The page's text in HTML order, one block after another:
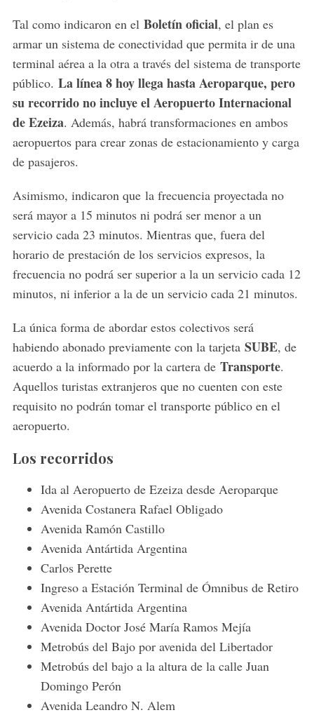
Tal como indicaron en el Boletín oficial, el plan es
armar un sistema de conectividad que permita ir de una
terminal aérea a la otra a través del sistema de transporte
público. La línea 8 hoy llega hasta Aeroparque, pero
su recorrido no incluye el Aeropuerto Internacional
de Ezeiza. Además, habrá transformaciones en ambos
aeropuertos para crear zonas de estacionamiento y carga
de pasajeros.
Asimismo, indicaron que la frecuencia proyectada no
será mayor a 15 minutos ni podrá ser menor a un
servicio cada 23 minutos. Mientras que, fuera del
horario de prestación de los servicios expresos, la
frecuencia no podrá ser superior a la un servicio cada 12
minutos, ni inferior a la de un servicio cada 21 minutos.
La única forma de abordar estos colectivos será
habiendo abonado previamente con la tarjeta SUBE, de
acuerdo a la informado por la cartera de Transporte.
Aquellos turistas extranjeros que no cuenten con este
requisito no podrán tomar el transporte público en el
aeropuerto.
Los recorridos
Ida al Aeropuerto de Ezeiza desde Aeroparque
Avenida Costanera Rafael Obligado
Avenida Ramón Castillo
Avenida Antártida Argentina
Carlos Perette
Ingreso a Estación Terminal de Ómnibus de Retiro
Avenida Antártida Argentina
Avenida Doctor José María Ramos Mejía
Metrobús del Bajo por avenida del Libertador
Metrobús del bajo a la altura de la calle Juan
Domingo Perón
Avenida Leandro N. Alem